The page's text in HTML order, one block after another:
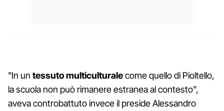
"In un tessuto multiculturalecome quello di Pioltello,
la scuola non può rimanere estranea al contesto",
aveva controbattuto invece il preside Alessandro